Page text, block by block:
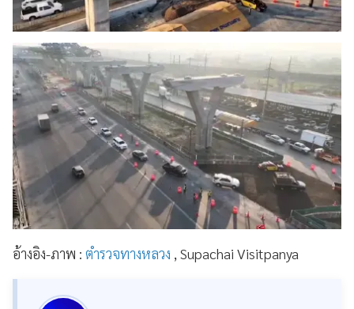
อ้างอิง-ภาพ : ตำรวจทางหลวง , Supachai Visitpanya